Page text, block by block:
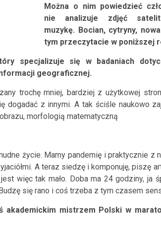
Można o nim powiedzieć
nie analizuje zdjęć
muzykę. Bocian, cytryny,
tym przeczytacie w poniższej
specjalizuje się w badaniach
geograficznej.
trochę mniej, bardziej z użytkowej
z innymi. A tak ściśle naukowo
morfologią matematyczną
życie. Mamy pandemię i praktycznie z
A teraz siedzę i komponuję, piszę
więc tak mało. Doba ma 24 godziny, ja
się rano i coś trzeba z tym czasem
akademickim mistrzem Polski w